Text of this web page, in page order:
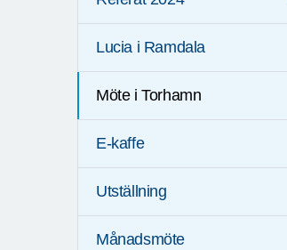
Lucia i Ramdala
Möte i Torhamn
E-kaffe
Utställning
Månadsmöte